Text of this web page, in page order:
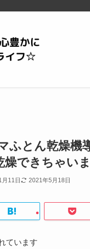
ふとん乾燥
できちゃいま
11日 2021年5月18日
ています